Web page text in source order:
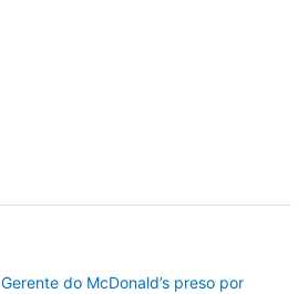
Gerente do McDonald’s preso por